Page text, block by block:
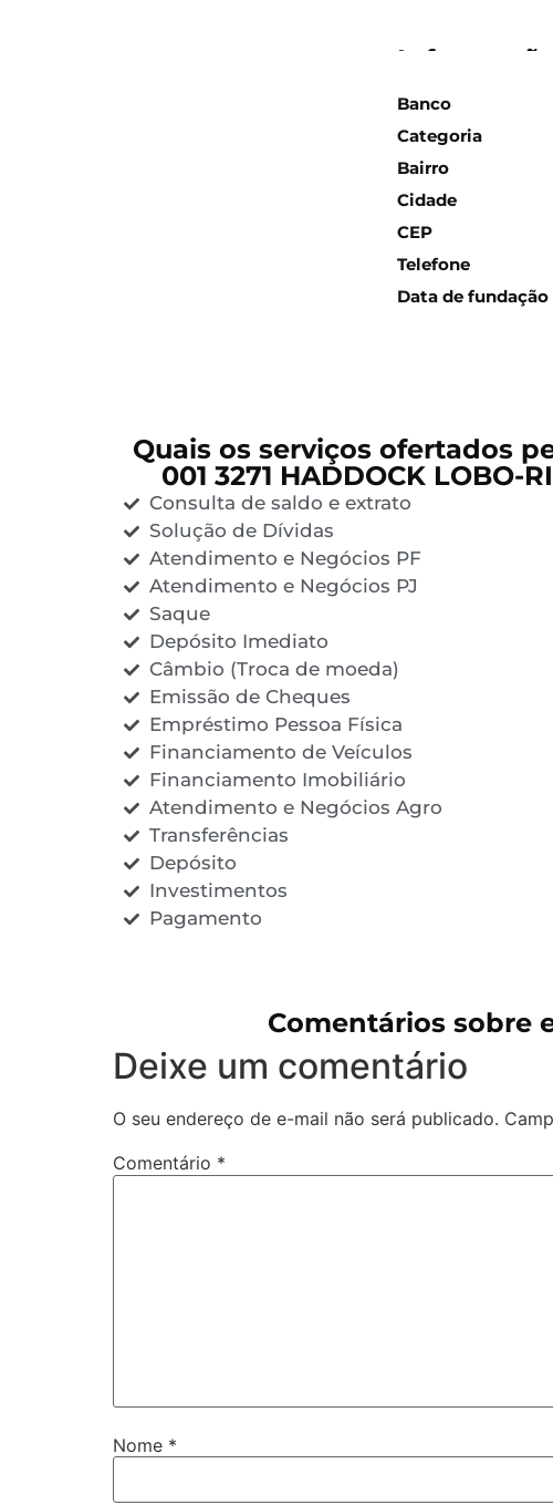
Banco
Categoria
Bairro
Cidade
CEP
Telefone
Data de fundação
Quais os serviços ofertados
001 3271 HADDOCK LOBO-
Consulta de saldo e extrato
Solução de Dívidas
Atendimento e Negócios PF
Atendimento e Negócios PJ
Saque
Depósito Imediato
Câmbio (Troca de moeda)
Emissão de Cheques
Empréstimo Pessoa Física
Financiamento de Veículos
Financiamento Imobiliário
Atendimento e Negócios Agro
Transferências
Depósito
Investimentos
Pagamento
Comentários sobre
Deixe um comentário
O seu endereço de e-mail não será publicado.
Comentário *
Nome *